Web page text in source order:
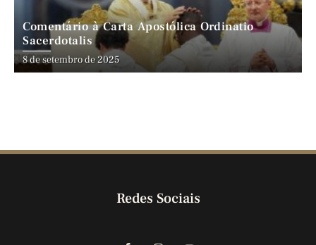
Comentário à Carta Apostólica Ordinatio
Sacerdotalis
8 de setembro de 2025
Redes Sociais